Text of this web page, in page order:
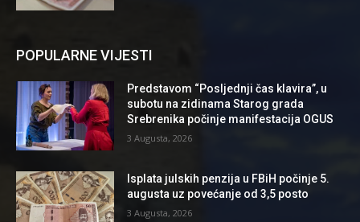
POPULARNE VIJESTI
Predstavom “Posljednji čas klavira”, u
subotu na zidinama Starog grada
Srebrenika počinje manifestacija OGUS
3 Augusta, 2026
Isplata julskih penzija u FBiH počinje 5.
augusta uz povećanje od 3,5 posto
3 Augusta, 2026